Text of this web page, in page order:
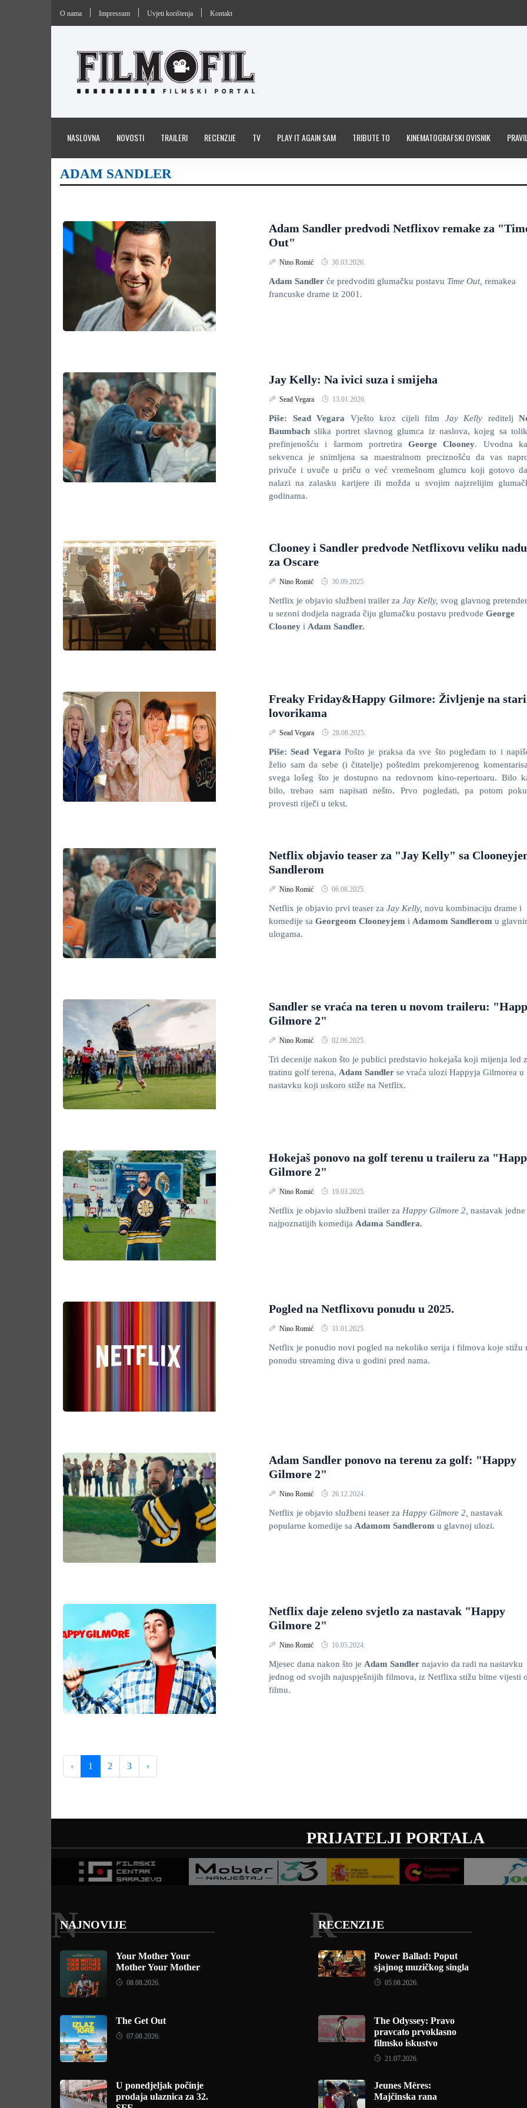
O nama Impressum Uvjeti korištenja Kontakt
NASLOVNA NOVOSTI TRAILERI RECENZIJE TV PLAY IT AGAIN SAM TRIBUTE TO KINEMATOGRAFSKI OVISNIK
ADAM SANDLER
Adam Sandler predvodi Netflixov remake za
Out"
Nino Romić 30.03.2026.
Adam Sandler će predvoditi glumačku postavu Time Out, remakea
francuske drame iz 2001.
Jay Kelly: Na ivici suza i smijeha
Sead Vegara 13.01.2026.
Piše: Sead Vegara Vješto kroz cijeli film Jay Kelly reditelj
Baumbach slika portret slavnog glumca iz naslova, kojeg sa
prefinjenošću i šarmom portretiraGeorge Clooney. Uvodna
sekvenca je snimljena sa maestralnom preciznošću da vas
privuče i uvuče u priču o već vremešnom glumcu koji gotovo
nalazi na zalasku karijere ili možda u svojim najzrelijim
godinama.
Clooney i Sandler predvode Netflixovu veliku nadu
za Oscare
Nino Romić 30.09.2025.
Netflix je objavio službeni trailer za Jay Kelly, svog glavnog
u sezoni dodjela nagrada čiju glumačku postavu predvode George
Clooney i Adam Sandler.
Freaky Friday&Happy Gilmore: Življenje na
lovorikama
Sead Vegara 28.08.2025.
Piše: Sead Vegara Pošto je praksa da sve što pogledam to i
želio sam da sebe (i čitatelje) poštedim prekomjerenog
svega lošeg što je dostupno na redovnom kino-repertoaru. Bilo
bilo, trebao sam napisati nešto. Prvo pogledati, pa potom
provesti riječi u tekst.
Netflix objavio teaser za "Jay Kelly" sa
Sandlerom
Nino Romić 06.08.2025.
Netflix je objavio prvi teaser za Jay Kelly, novu kombinaciju drame i
komedije sa Georgeom Clooneyjem i Adamom Sandlerom u
ulogama.
Sandler se vraća na teren u novom traileru:
Gilmore 2"
Nino Romić 02.06.2025.
Tri decenije nakon što je publici predstavio hokejaša koji mijenja led
tratinu golf terena, Adam Sandler se vraća ulozi Happyja Gilmorea u
nastavku koji uskoro stiže na Netflix.
Hokejaš ponovo na golf terenu u traileru za
Gilmore 2"
Nino Romić 19.03.2025.
Netflix je objavio službeni trailer za Happy Gilmore 2, nastavak
najpoznatijih komedija Adama Sandlera.
Pogled na Netflixovu ponudu u 2025.
Nino Romić 31.01.2025.
Netflix je ponudio novi pogled na nekoliko serija i filmova koje stižu
ponudu streaming diva u godini pred nama.
Adam Sandler ponovo na terenu za golf: "Happy
Gilmore 2"
Nino Romić 26.12.2024.
Netflix je objavio službeni teaser za Happy Gilmore 2, nastavak
popularne komedije sa Adamom Sandlerom u glavnoj ulozi.
Netflix daje zeleno svjetlo za nastavak "Happy
Gilmore 2"
Nino Romić 16.05.2024.
Mjesec dana nakon što je Adam Sandler najavio da radi na nastavku
jednog od svojih najuspješnijih filmova, iz Netflixa stižu bitne vijesti
filmu.
‹ 1 2 3 ›
PRIJATELJI PORTALA
NAJNOVIJE
N
Your Mother Your
Mother Your Mother
08.08.2026.
The Get Out
07.08.2026.
U ponedjeljak počinje
prodaja ulaznica za 32.
RECENZIJE
R
Power Ballad: Poput
sjajnog muzičkog singla
05.08.2026.
The Odyssey: Pravo
pravcato prvoklasno
filmsko iskustvo
21.07.2026.
Jeunes Mères:
Majčinska rana